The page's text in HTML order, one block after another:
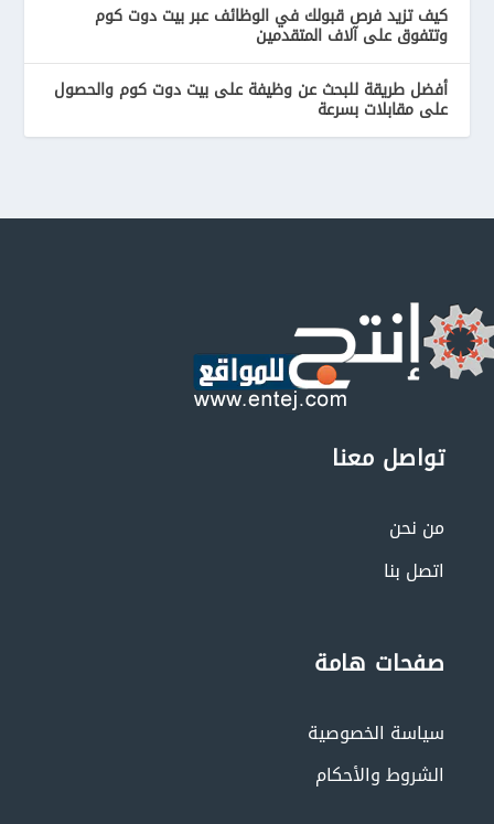
كيف تزيد فرص قبولك في الوظائف عبر بيت دوت كوم
وتتفوق على آلاف المتقدمين
أفضل طريقة للبحث عن وظيفة على بيت دوت كوم والحصول
على مقابلات بسرعة
تواصل معنا
من نحن
اتصل بنا
صفحات هامة
سياسة الخصوصية
الشروط والأحكام